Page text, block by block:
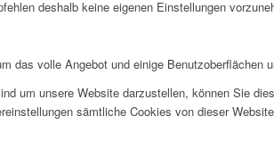
deshalb keine eigenen Einstellungen
das volle Angebot und einige Benutzoberflächen
um unsere Website darzustellen, können Sie
sämtliche Cookies von dieser